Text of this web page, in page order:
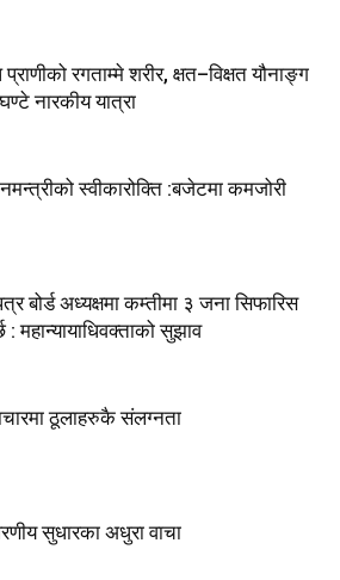
प्राणीको रगताम्मे शरीर, क्षत–विक्षत यौनाङ्ग
नारकीय यात्रा
स्वीकारोक्ति :बजेटमा कमजोरी
बोर्ड अध्यक्षमा कम्तीमा ३ जना सिफारिस
: महान्यायाधिवक्ताको सुझाव
ठूलाहरुकै संलग्नता
सुधारका अधुरा वाचा